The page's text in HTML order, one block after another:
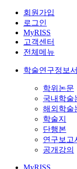
회원가입
로그인
MyRISS
고객센터
전체메뉴
학술연구정보
학위논문
국내학술
해외학술
학술지
단행본
연구보고
공개강의
MyRISS